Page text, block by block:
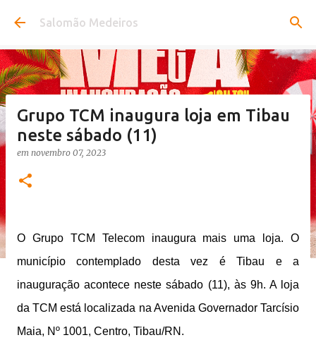
Pular para o conteúdo principal
Salomão Medeiros
Grupo TCM inaugura loja em Tibau
neste sábado (11)
em novembro 07, 2023
O Grupo TCM Telecom inaugura mais uma loja. O
município contemplado desta vez é Tibau e a
inauguração acontece neste sábado (11), às 9h. A loja
da TCM está localizada na Avenida Governador Tarcísio
Maia, Nº 1001, Centro, Tibau/RN.